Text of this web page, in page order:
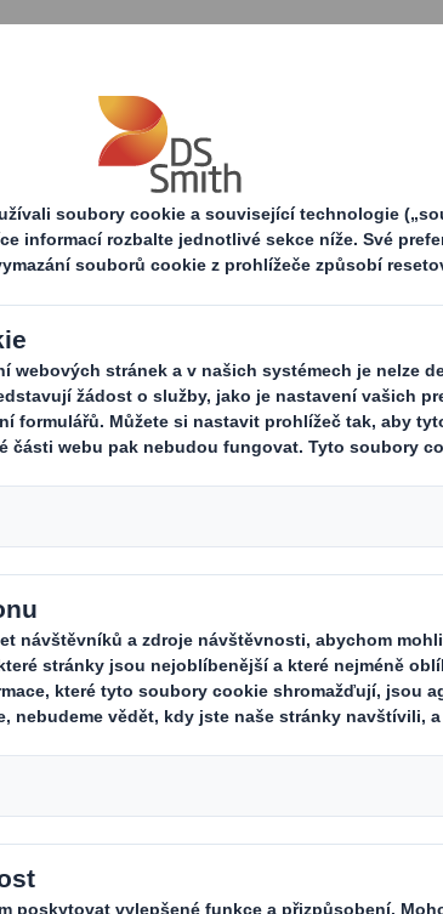
O nás
kvality
obalů z
a na své produkty jsme
k tomu, aby byl náš svět
přidáte k naší snaze a
okolí i celý svět.
a dodavatelských reklamací